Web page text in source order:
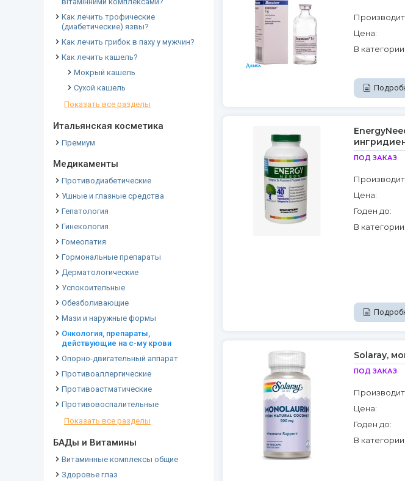
Как лечить трофические
(диабетические) язвы?
Как лечить грибок в паху у мужчин?
Как лечить кашель?
Мокрый кашель
Сухой кашель
Показать все разделы
Итальянская косметика
Премиум
Медикаменты
Противодиабетические
Ушные и глазные средства
Гепатология
Гинекология
Гомеопатия
Гормональные препараты
Дерматологические
Успокоительные
Обезболивающие
Мази и наружные формы
Онкология, препараты,
действующие на с-му крови
Опорно-двигательный аппарат
Противоаллергические
Противоастматические
Противовоспалительные
Показать все разделы
БАДы и Витамины
Витаминные комплексы общие
Здоровье глаз
Цена:
В категории:
ПОД ЗАКАЗ
Цена:
Годен до:
В категории:
Solaray,
ПОД ЗАКАЗ
Цена:
Годен до:
В категории: